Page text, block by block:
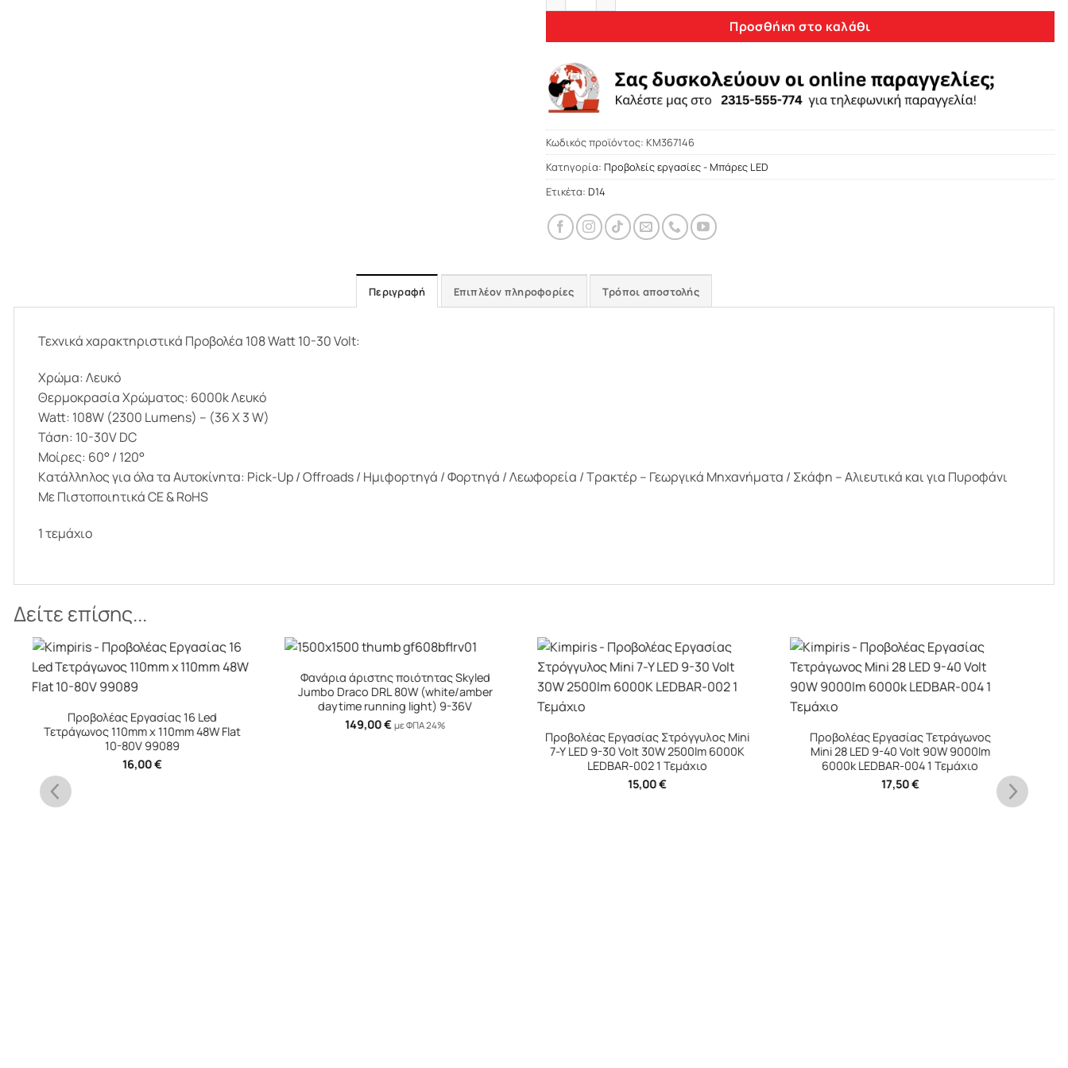
Προσθήκη στο καλάθι
Κωδικός προϊόντος: KM367146
Κατηγορία: Προβολείς εργασίες - Μπάρες LED
Ετικέτα: D14
Περιγραφή Επιπλέον πληροφορίες Τρόποι αποστολής
Τεχνικά χαρακτηριστικά Προβολέα 108 Watt 10-30 Volt:
Χρώμα: Λευκό
Θερμοκρασία Χρώματος: 6000k Λευκό
Watt: 108W (2300 Lumens) – (36 X 3 W)
Τάση: 10-30V DC
Μοίρες: 60° / 120°
Kατάλληλος για όλα τα Αυτοκίνητα: Pick-Up / Offroads / Ημιφορτηγά / Φορτηγά / Λεωφορεία / Τρακτέρ – Γεωργικά Μηχανήματα / Σκάφη – Αλιευτικά και για Πυροφάνι
Με Πιστοποιητικά CE & RoHS
1 τεμάχιο
Δείτε επίσης...
Φανάρια άριστης ποιότητας Skyled
Jumbo Draco DRL 80W (white/amber
149,00€ με ΦΠΑ 24%
Προβολέας Εργασίας Τετράγωνος
Mini 28 LED 9-40 Volt 90W 9000lm
6000k LΕDΒΑR-004 1 Τεμάχιο
17,50